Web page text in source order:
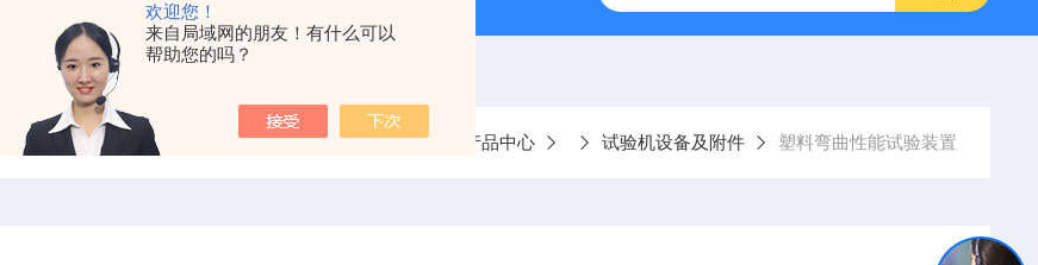
欢迎您！
来自局域网的朋友！有什么可以
帮助您的吗？
当前位置：首页 产品中心 试验机设备及附件 塑料弯曲性能试验装置